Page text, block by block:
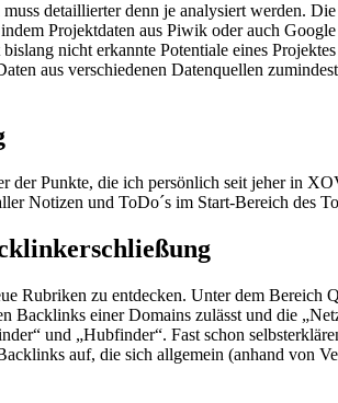
detaillierter denn je analysiert werden.
Projektdaten aus Piwik oder auch
nicht erkannte Potentiale eines
aus verschiedenen Datenquellen
Punkte, die ich persönlich seit jeher in
Notizen und ToDo´s im Start-Bereich des
Rubriken zu entdecken. Unter dem
einer Domains zulässt und die
und „Hubfinder“. Fast schon
auf, die sich allgemein (anhand von